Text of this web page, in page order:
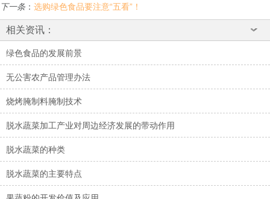
下一条： 选购绿色食品要注意“五看”！
相关资讯：
绿色食品的发展前景
无公害农产品管理办法
烧烤腌制料腌制技术
脱水蔬菜加工产业对周边经济发展的带动作用
脱水蔬菜的种类
脱水蔬菜的主要特点